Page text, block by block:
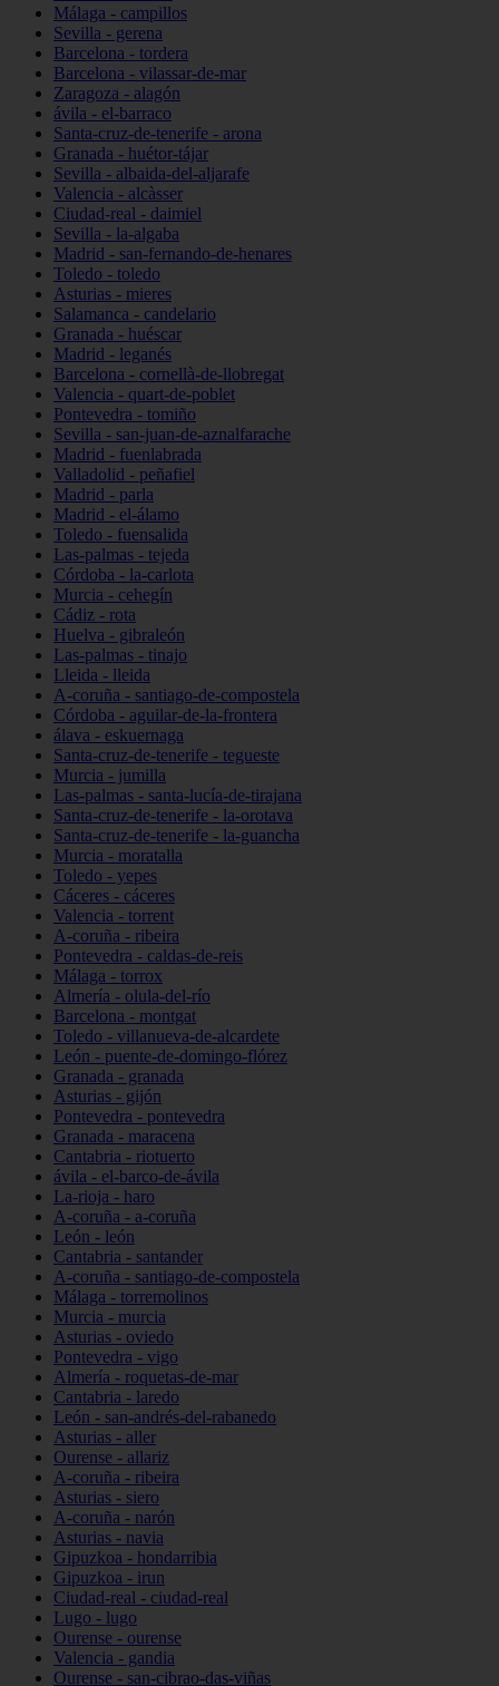
Málaga - campillos
Sevilla - gerena
Barcelona - tordera
Barcelona - vilassar-de-mar
Zaragoza - alagón
ávila - el-barraco
Santa-cruz-de-tenerife - arona
Granada - huétor-tájar
Sevilla - albaida-del-aljarafe
Valencia - alcàsser
Ciudad-real - daimiel
Sevilla - la-algaba
Madrid - san-fernando-de-henares
Toledo - toledo
Asturias - mieres
Salamanca - candelario
Granada - huéscar
Madrid - leganés
Barcelona - cornellà-de-llobregat
Valencia - quart-de-poblet
Pontevedra - tomiño
Sevilla - san-juan-de-aznalfarache
Madrid - fuenlabrada
Valladolid - peñafiel
Madrid - parla
Madrid - el-álamo
Toledo - fuensalida
Las-palmas - tejeda
Córdoba - la-carlota
Murcia - cehegín
Cádiz - rota
Huelva - gibraleón
Las-palmas - tinajo
Lleida - lleida
A-coruña - santiago-de-compostela
Córdoba - aguilar-de-la-frontera
álava - eskuernaga
Santa-cruz-de-tenerife - tegueste
Murcia - jumilla
Las-palmas - santa-lucía-de-tirajana
Santa-cruz-de-tenerife - la-orotava
Santa-cruz-de-tenerife - la-guancha
Murcia - moratalla
Toledo - yepes
Cáceres - cáceres
Valencia - torrent
A-coruña - ribeira
Pontevedra - caldas-de-reis
Málaga - torrox
Almería - olula-del-río
Barcelona - montgat
Toledo - villanueva-de-alcardete
León - puente-de-domingo-flórez
Granada - granada
Asturias - gijón
Pontevedra - pontevedra
Granada - maracena
Cantabria - riotuerto
ávila - el-barco-de-ávila
La-rioja - haro
A-coruña - a-coruña
León - león
Cantabria - santander
A-coruña - santiago-de-compostela
Málaga - torremolinos
Murcia - murcia
Asturias - oviedo
Pontevedra - vigo
Almería - roquetas-de-mar
Cantabria - laredo
León - san-andrés-del-rabanedo
Asturias - aller
Ourense - allariz
A-coruña - ribeira
Asturias - siero
A-coruña - narón
Asturias - navia
Gipuzkoa - hondarribia
Gipuzkoa - irun
Ciudad-real - ciudad-real
Lugo - lugo
Ourense - ourense
Valencia - gandia
Ourense - san-cibrao-das-viñas